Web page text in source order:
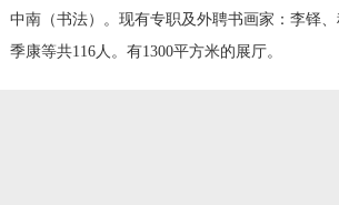
中南（书法）。现有专职及外聘书画家：李铎
季康等共116人。有1300平方米的展厅。